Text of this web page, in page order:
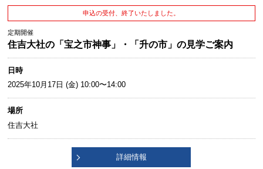
申込の受付、終了いたしました。
定期開催
住吉大社の「宝之市神事」・「升の市」の見学ご案内
日時
2025年10月17日 (金) 10:00〜14:00
場所
住吉大社
詳細情報